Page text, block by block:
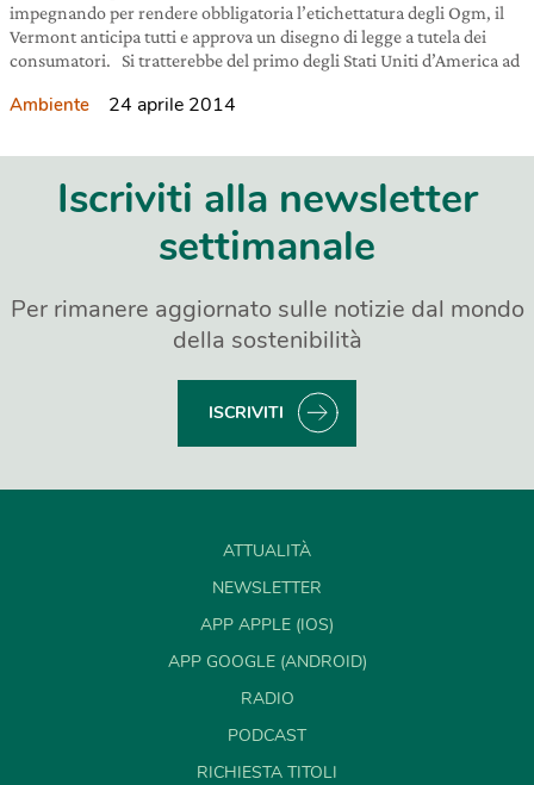
impegnando per rendere obbligatoria l’etichettatura degli Ogm, il
Vermont anticipa tutti e approva un disegno di legge a tutela dei
consumatori. Si tratterebbe del primo degli Stati Uniti d’America ad
Ambiente 24 aprile 2014
Iscriviti alla newsletter
settimanale
Per rimanere aggiornato sulle notizie dal mondo
della sostenibilità
ISCRIVITI
ATTUALITÀ
NEWSLETTER
APP APPLE (IOS)
APP GOOGLE (ANDROID)
RADIO
PODCAST
RICHIESTA TITOLI